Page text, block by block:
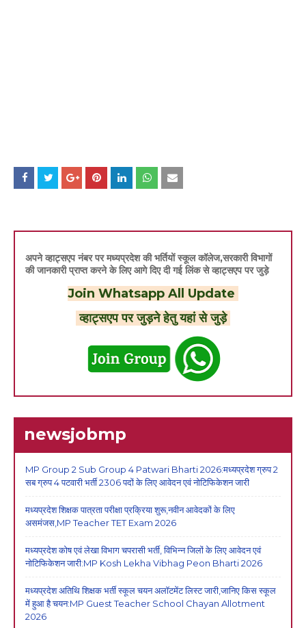
अपने व्हाट्सएप नंबर पर मध्यप्रदेश की भर्तियों स्कूल कॉलेज,सरकारी विभागों
की जानकारी प्राप्त करने के लिए आगे दिए दी गई लिंक से व्हाट्सएप पर जुड़े
Join Whatsapp All Update
व्हाट्सएप पर जुड़ने हेतु यहां से जुड़े
newsjobmp
MP Group 2 Sub Group 4 Patwari Bharti 2026:मध्यप्रदेश ग्रुप 2
सब ग्रुप 4 पटवारी भर्ती 2306 पदों के लिए आवेदन एवं नोटिफिकेशन जारी
मध्यप्रदेश शिक्षक पात्रता परीक्षा प्रक्रिया शुरू,नवीन आवेदकों के लिए
असमंजस,MP Teacher TET Exam 2026
मध्यप्रदेश कोष एवं लेखा विभाग चपरासी भर्ती, विभिन्न जिलों के लिए आवेदन एवं
नोटिफिकेशन जारी:MP Kosh Lekha Vibhag Peon Bharti 2026
मध्यप्रदेश अतिथि शिक्षक भर्ती स्कूल चयन अलॉटमेंट लिस्ट जारी,जानिए किस स्कूल
में हुआ है चयन:MP Guest Teacher School Chayan Allotment
2026